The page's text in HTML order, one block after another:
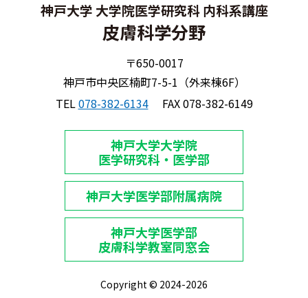
神戸大学 大学院医学研究科 内科系講座
皮膚科学分野
〒650-0017
神戸市中央区楠町7-5-1（外来棟6F）
TEL078-382-6134 FAX 078-382-6149
神戸大学大学院
医学研究科・医学部
神戸大学医学部附属病院
神戸大学医学部
皮膚科学教室同窓会
Copyright © 2024-2026